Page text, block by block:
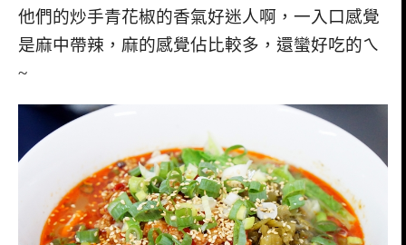
他們的炒手青花椒的香氣好迷人啊，一入口感覺
是麻中帶辣，麻的感覺佔比較多，還蠻好吃的ㄟ
~